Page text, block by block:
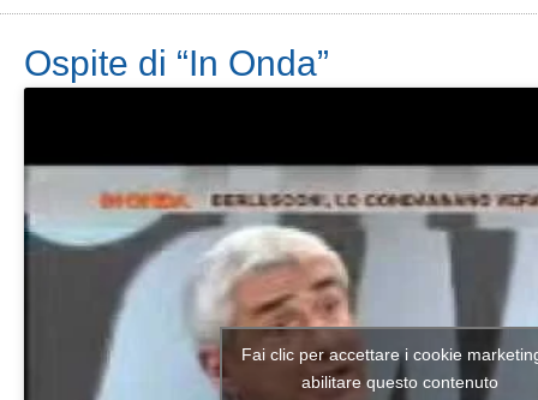
Ospite di “In Onda”
Fai clic per accettare i cookie
abilitare questo contenuto